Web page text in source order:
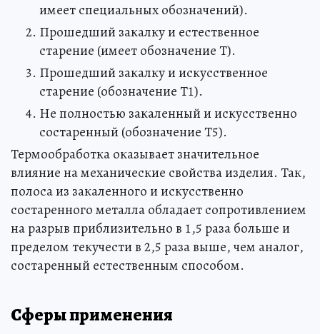
имеет специальных обозначений).
Прошедший закалку и естественное
старение (имеет обозначение Т).
Прошедший закалку и искусственное
старение (обозначение Т1).
Не полностью закаленный и искусственно
состаренный (обозначение Т5).
Термообработка оказывает значительное
влияние на механические свойства изделия. Так,
полоса из закаленного и искусственно
состаренного металла обладает сопротивлением
на разрыв приблизительно в 1,5 раза больше и
пределом текучести в 2,5 раза выше, чем аналог,
состаренный естественным способом.
Сферы применения